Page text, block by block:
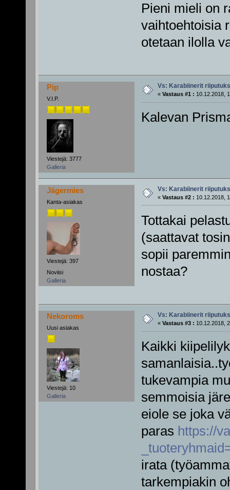
Pieni mieli on
vaihtoehtoisia
otetaan ilolla
Pip
V.I.P.
Viestejä: 3777
Galleria
Vs: Karabiinerit
« Vastaus #1 : 10.12.2018,
Kalevan
Jägermies
Kanta-asiakas
Viestejä: 397
Noviisi
Galleria
Vs: Karabiinerit
« Vastaus #2 : 10.12.2018,
Tottakai
(saattavat
sopii
nostaa?
Nekoroms
Uusi asiakas
Viestejä: 10
Galleria
Vs: Karabiinerit
« Vastaus #3 : 10.12.2018,
Kaikki
tukevampia
semmoisia
eiole se joka
paras https://
irata
tarkempiakin